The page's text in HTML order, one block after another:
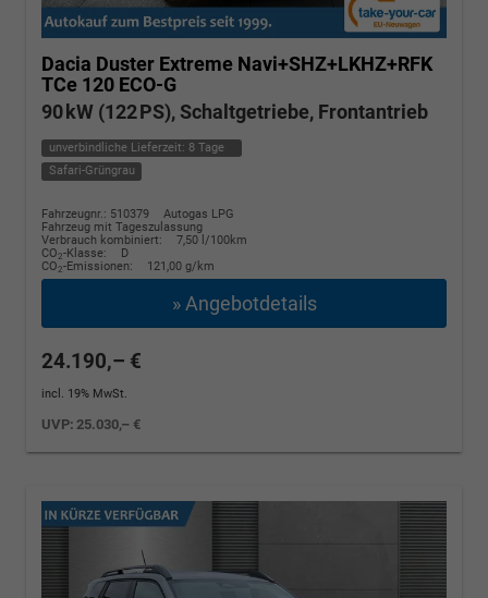
Dacia Duster Extreme Navi+SHZ+LKHZ+RFK
TCe 120 ECO-G
90 kW (122 PS), Schaltgetriebe, Frontantrieb
unverbindliche Lieferzeit: 8 Tage
Safari-Grüngrau
Fahrzeugnr.: 510379
Autogas LPG
Fahrzeug mit Tageszulassung
Verbrauch kombiniert:
7,50 l/100km
CO2-Klasse:
D
CO2-Emissionen: 121,00 g/km
» Angebotdetails
24.190,– €
incl. 19% MwSt.
UVP:25.030,– €